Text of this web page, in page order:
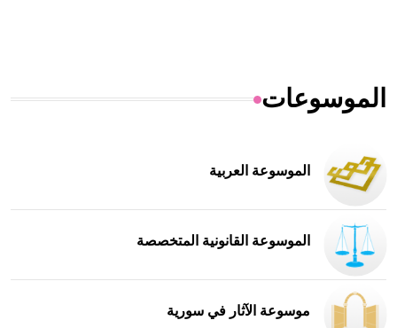
الموسوعات
الموسوعة العربية
الموسوعة القانونية المتخصصة
موسوعة الآثار في سورية